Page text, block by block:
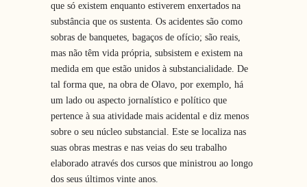
que só existem enquanto estiverem enxertados na
substância que os sustenta. Os acidentes são como
sobras de banquetes, bagaços de ofício; são reais,
mas não têm vida própria, subsistem e existem na
medida em que estão unidos à substancialidade. De
tal forma que, na obra de Olavo, por exemplo, há
um lado ou aspecto jornalístico e político que
pertence à sua atividade mais acidental e diz menos
sobre o seu núcleo substancial. Este se localiza nas
suas obras mestras e nas veias do seu trabalho
elaborado através dos cursos que ministrou ao longo
dos seus últimos vinte anos.